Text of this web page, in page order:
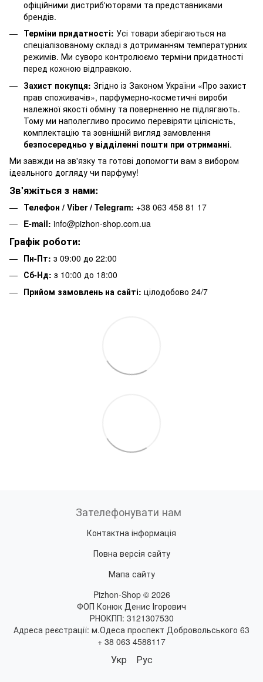
офіційними дистриб'юторами та представниками
брендів.
Терміни придатності: Усі товари зберігаються на
спеціалізованому складі з дотриманням температурних
режимів. Ми суворо контролюємо терміни придатності
перед кожною відправкою.
Захист покупця: Згідно із Законом України «Про захист
прав споживачів», парфумерно-косметичні вироби
належної якості обміну та поверненню не підлягають.
Тому ми наполегливо просимо перевіряти цілісність,
комплектацію та зовнішній вигляд замовлення
безпосередньо у відділенні пошти при отриманні.
Ми завжди на зв'язку та готові допомогти вам з вибором
ідеального догляду чи парфуму!
Зв'яжіться з нами:
Телефон / Viber / Telegram: +38 063 458 81 17
E-mail: info@pizhon-shop.com.ua
Графік роботи:
Пн-Пт: з 09:00 до 22:00
Сб-Нд: з 10:00 до 18:00
Прийом замовлень на сайті: цілодобово 24/7
Зателефонувати нам
Контактна інформація
Повна версія сайту
Мапа сайту
Pizhon-Shop © 2026
ФОП Конюк Денис Ігорович
РНОКПП: 3121307530
Адреса реєстрації: м.Одеса проспект Добровольського 63
+ 38 063 4588117
Укр Рус